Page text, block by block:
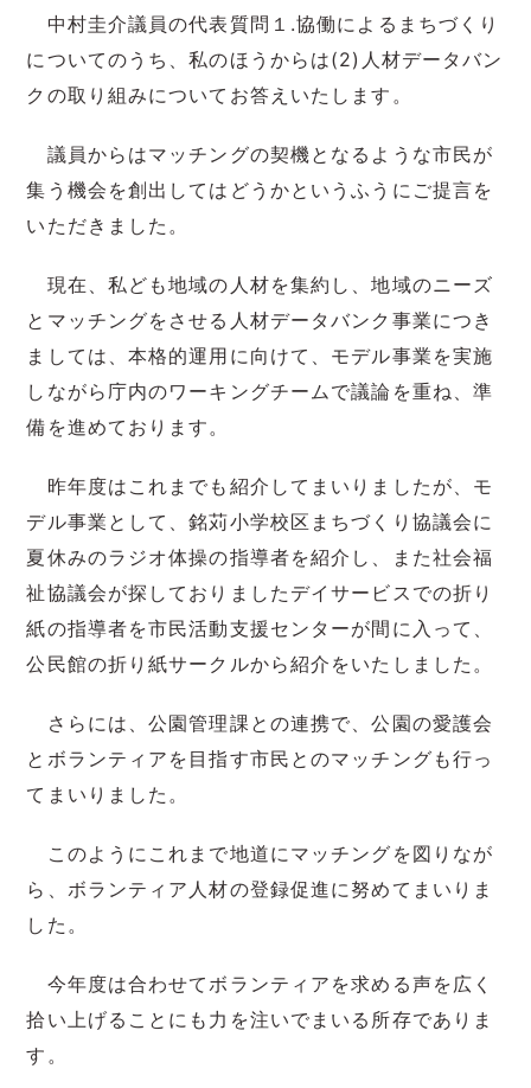
中村圭介議員の代表質問１.協働によるまちづくり
についてのうち、私のほうからは(2)人材データバン
クの取り組みについてお答えいたします。
議員からはマッチングの契機となるような市民が
集う機会を創出してはどうかというふうにご提言を
いただきました。
現在、私ども地域の人材を集約し、地域のニーズ
とマッチングをさせる人材データバンク事業につき
ましては、本格的運用に向けて、モデル事業を実施
しながら庁内のワーキングチームで議論を重ね、準
備を進めております。
昨年度はこれまでも紹介してまいりましたが、モ
デル事業として、銘苅小学校区まちづくり協議会に
夏休みのラジオ体操の指導者を紹介し、また社会福
祉協議会が探しておりましたデイサービスでの折り
紙の指導者を市民活動支援センターが間に入って、
公民館の折り紙サークルから紹介をいたしました。
さらには、公園管理課との連携で、公園の愛護会
とボランティアを目指す市民とのマッチングも行っ
てまいりました。
このようにこれまで地道にマッチングを図りなが
ら、ボランティア人材の登録促進に努めてまいりま
した。
今年度は合わせてボランティアを求める声を広く
拾い上げることにも力を注いでまいる所存でありま
す。